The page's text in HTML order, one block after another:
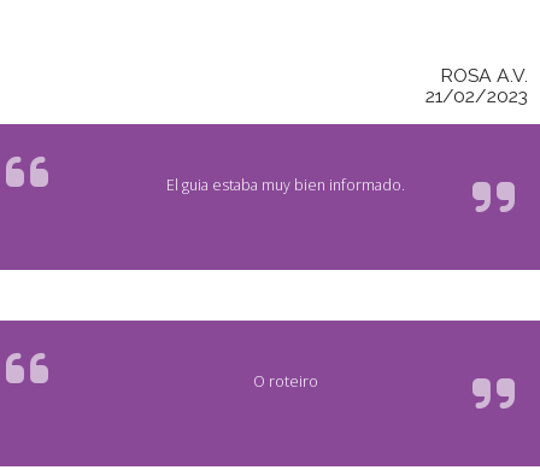
ROSA A.V.
21/02/2023
El guia estaba muy bien informado.
O roteiro